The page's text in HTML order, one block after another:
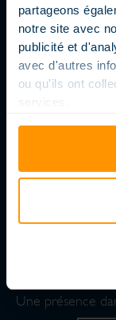
partageons
notre site avec
publicité et
avec d'autres
ou qu'ils ont
services.
LE JEU DE LA RSE
Une présence